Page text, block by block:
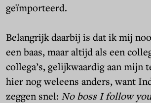
geïmporteerd.
Belangrijk daarbij is dat ik mij
een baas, maar altijd als een
collega’s, gelijkwaardig aan mijn
hier nog weleens anders, want
zeggen snel: No boss I follow you